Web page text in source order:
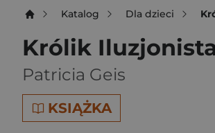
Katalog Dla dzieci
Królik
Patricia Geis
KSIĄŻKA